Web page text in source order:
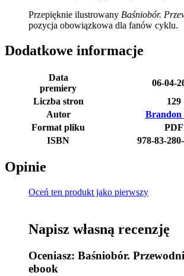
Przepięknie ilustrowany Baśniobór.
pozycja obowiązkowa dla fanów cyklu.
Dodatkowe informacje
Data
premiery
06-04-
Liczba stron
129
Autor
Format pliku
PDF
ISBN
978-83-
Opinie
Oceń ten produkt jako pierwszy
Napisz własną recenzję
Oceniasz: Baśniobór.
ebook